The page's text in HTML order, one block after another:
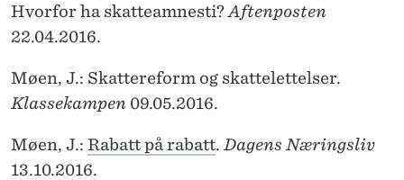
Hvorfor ha skatteamnesti? Aftenposten
22.04.2016.
Møen, J.: Skattereform og skattelettelser.
Klassekampen 09.05.2016.
Møen, J.: Rabatt på rabatt. Dagens Næringsliv
13.10.2016.